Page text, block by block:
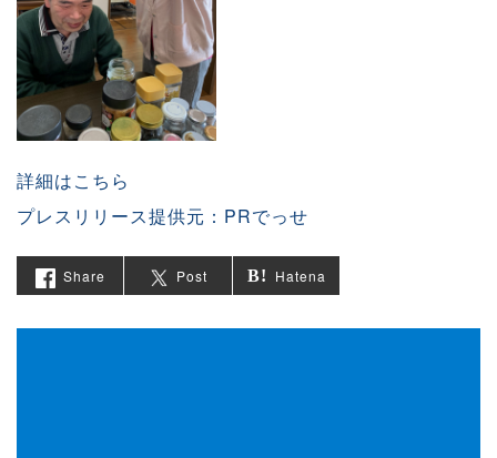
詳細はこちら
プレスリリース提供元：PRでっせ
Share Post Hatena